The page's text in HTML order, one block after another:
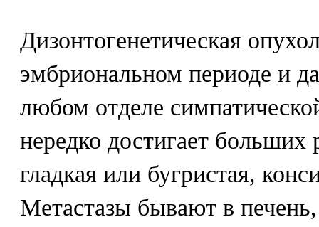
Дизонтогенетическая
эмбриональном периоде и
любом отделе
нередко достигает больших
гладкая или бугристая,
Метастазы бывают в